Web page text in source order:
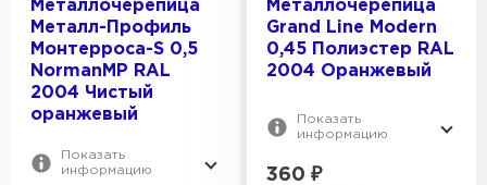
Металлочерепица
Металл-Профиль
Монтерроса-S 0,5
NormanMP RAL
2004 Чистый
оранжевый
Показать
информацию
Металлочерепица
Grand Line Modern
0,45 Полиэстер RAL
2004 Оранжевый
Показать
информацию
360 ₽
Фальцевая кровля